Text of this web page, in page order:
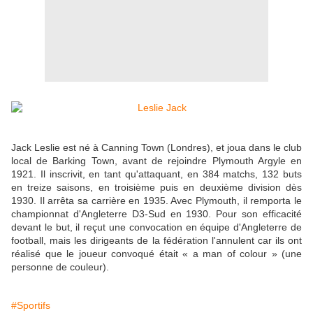
Jack Leslie est né à Canning Town (Londres), et joua dans le club
local de Barking Town, avant de rejoindre Plymouth Argyle en
1921. Il inscrivit, en tant qu'attaquant, en 384 matchs, 132 buts
en treize saisons, en troisième puis en deuxième division dès
1930. Il arrêta sa carrière en 1935. Avec Plymouth, il remporta le
championnat d'Angleterre D3-Sud en 1930. Pour son efficacité
devant le but, il reçut une convocation en équipe d'Angleterre de
football, mais les dirigeants de la fédération l'annulent car ils ont
réalisé que le joueur convoqué était « a man of colour » (une
personne de couleur).
#Sportifs